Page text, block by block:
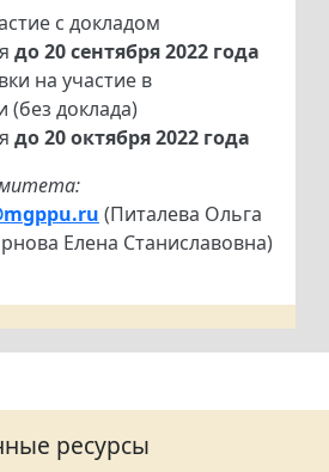
с докладом
до 20 сентября 2022 года
на участие в
(без доклада)
до 20 октября 2022 года
(Питалева Ольга
Елена Станиславовна)
ресурсы